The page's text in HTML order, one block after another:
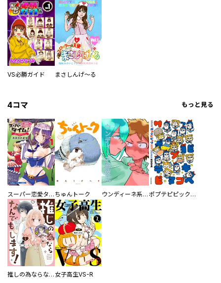
VS必勝ガイド まさしんげ～る
4コマ もっと見る
スーパー恋愛タイム！～現場でドＳな彼女は自宅でデレる～ ちゅんトーク ウンディーネ系彼氏 ポプテピピック SEASON EIGHT
推しの為ならなんでもします！ 女子高生VS-R